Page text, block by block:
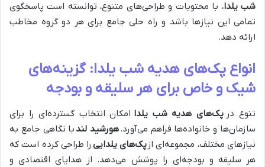
شب یلدا، با محتویات و طراحی‌های متنوع، توانسته است پاسخگوی
تمامی این نیازها باشد و راه حلی جامع برای هر دو گروه مخاطب
ارائه دهد.
انواع پک‌های هدیه شب یلدا: گزینه‌های
شیک و خاص برای هر سلیقه و بودجه
تنوع در پک‌های هدیه شب یلدا امکان انتخاب گسترده‌ای را برای
سازمان‌ها و خانواده‌ها فراهم می‌آورد.هورشید لندبا نگاهی جامع به
نیازهای مختلف، مجموعه‌ای از پک‌های یلدایی را طراحی کرده است که
هر سلیقه و بودجه‌ای را پوشش می‌دهد. از هدایای اقتصادی و